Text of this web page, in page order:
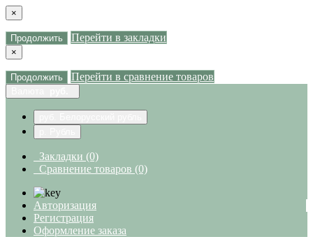
×
Продолжить Перейти в закладки
×
Продолжить Перейти в сравнение товаров
Закладки (0)
Сравнение товаров (0)
Авторизация
Регистрация
Оформление заказа